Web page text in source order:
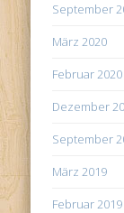
September
März 2020
Februar 2020
Dezember
September
März 2019
Februar 2019